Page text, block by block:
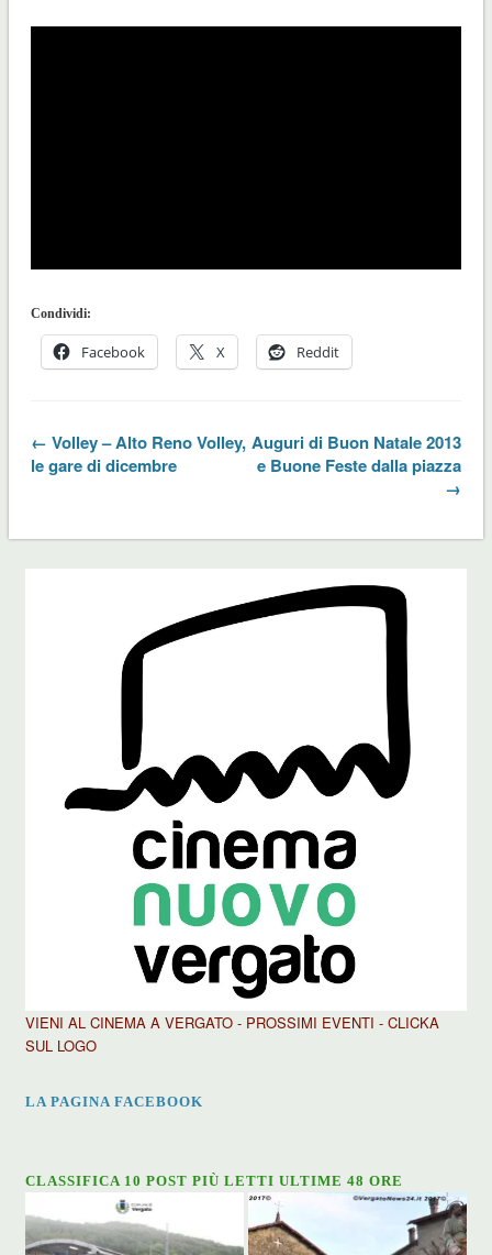
Condividi:
Facebook X Reddit
← Volley – Alto Reno Volley,
le gare di dicembre
Auguri di Buon Natale 2013
e Buone Feste dalla piazza
→
VIENI AL CINEMA A VERGATO - PROSSIMI EVENTI - CLICKA
SUL LOGO
LA PAGINA FACEBOOK
CLASSIFICA 10 POST PIÙ LETTI ULTIME 48 ORE